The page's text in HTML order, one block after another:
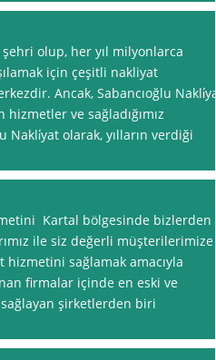
olup, her yıl milyonlarca
için çeşitli nakliyat
Ancak, Sabancıoğlu Nakli̇yat
ve sağladığımız
Nakli̇yat olarak, yılların verdiği
Kartal bölgesinde bizlerden
ile siz değerli müşterilerimize
sağlamak amacıyla
firmalar içinde en eski ve
şirketlerden biri